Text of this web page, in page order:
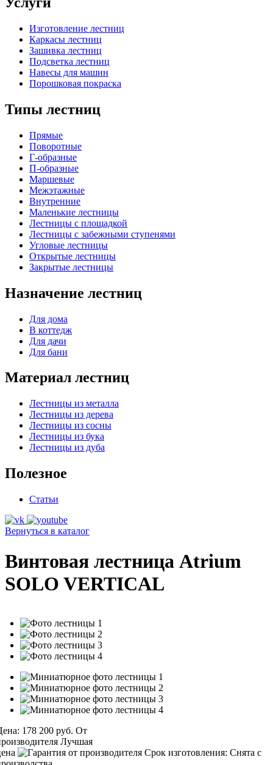
Изготовление лестниц
Каркасы лестниц
Зашивка лестниц
Подсветка лестниц
Навесы для машин
Порошковая покраска
Типы лестниц
Прямые
Поворотные
Г-образные
П-образные
Маршевые
Межэтажные
Внутренние
Маленькие лестницы
Лестницы с площадкой
Лестницы с забежными ступенями
Угловые лестницы
Открытые лестницы
Закрытые лестницы
Назначение лестниц
Для дома
В коттедж
Для дачи
Для бани
Материал лестниц
Лестницы из металла
Лестницы из дерева
Лестницы из сосны
Лестницы из бука
Лестницы из дуба
Полезное
Статьи
Вернуться в каталог
Винтовая лестница Atrium
SOLO VERTICAL
178 200 руб. От
Лучшая
Срок изготовления: Снята с